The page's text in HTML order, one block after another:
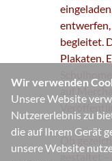
Wir verwenden
Unsere Website
Nutzererlebnis zu
die auf Ihrem Gerät
unsere Website
begleitet.
Plakaten,
Ob